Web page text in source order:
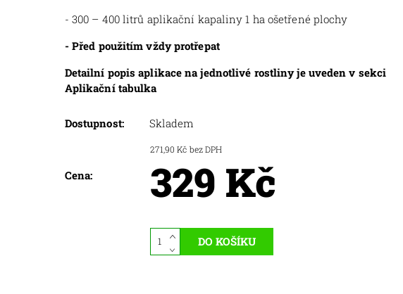
- 300 – 400 litrů aplikační kapaliny 1 ha ošetřené plochy
-Před použitím vždy protřepat
Detailní popis aplikace na jednotlivé rostliny je uveden v sekci
Aplikační tabulka
Dostupnost: Skladem
Cena:
271,90 Kč bez DPH
329 Kč